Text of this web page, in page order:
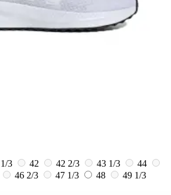
3 42 42 2/3 43 1/3
44
46 2/3 47 1/3 48
49 1/3